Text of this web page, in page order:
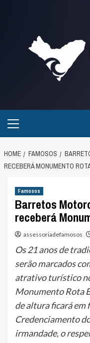
Menu
HOME FAMOSOS
RECEBERÁ MONUMENTO
Famosos
Barretos
receberá
assessoriadefamosos
Os 21 anos de
serão marcados
atrativo turístico
Monumento Rota
de altura ficará em
Credenciamento
irmandade, o